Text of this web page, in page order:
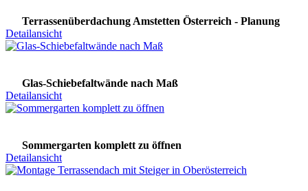
Terrassenüberdachung Amstetten Österreich - Planung
Detailansicht
Glas-Schiebefaltwände nach Maß
Detailansicht
Sommergarten komplett zu öffnen
Detailansicht